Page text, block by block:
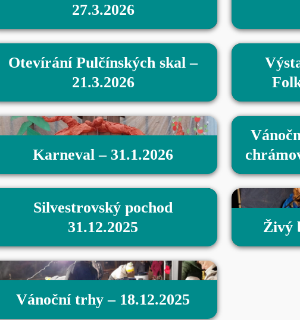
27.3.2026
Otevírání Pulčínských skal –
21.3.2026
Karneval – 31.1.2026
Silvestrovský pochod
31.12.2025
Živý
Vánoční trhy – 18.12.2025